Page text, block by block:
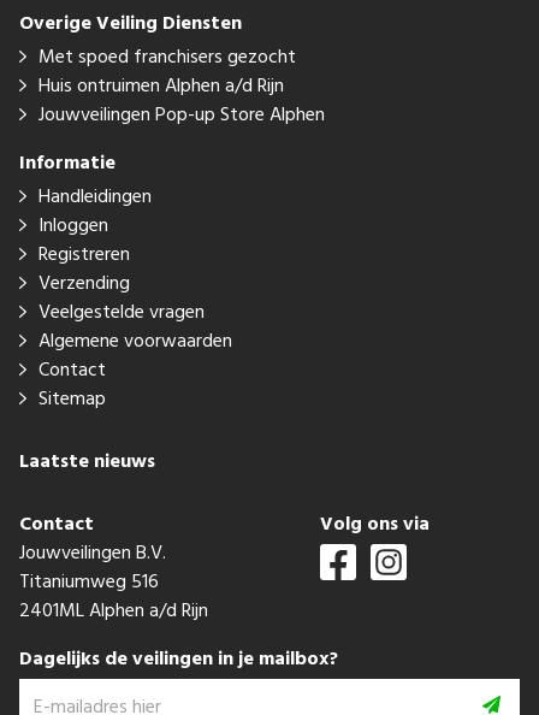
Overige Veiling Diensten
Met spoed franchisers gezocht
Huis ontruimen Alphen a/d Rijn
Jouwveilingen Pop-up Store Alphen
Informatie
Handleidingen
Inloggen
Registreren
Verzending
Veelgestelde vragen
Algemene voorwaarden
Contact
Sitemap
Laatste nieuws
Contact
Jouwveilingen B.V.
Titaniumweg 516
2401ML Alphen a/d Rijn
Volg ons via
Dagelijks de veilingen in je mailbox?